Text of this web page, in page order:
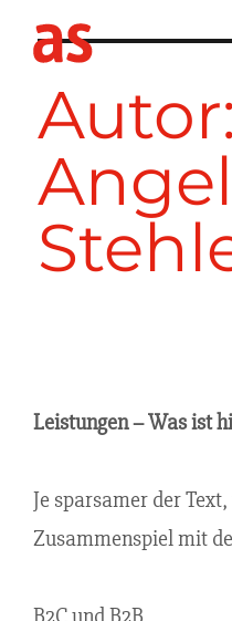
Autor:
Leistungen – Was ist
Je sparsamer der
Zusammenspiel mit